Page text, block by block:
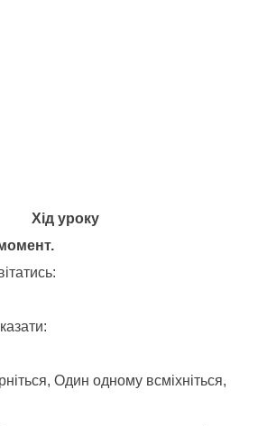
Хід уроку
момент.
Один одному всміхніться,